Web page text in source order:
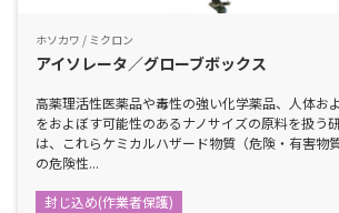
ホソカワ / ミクロン
アイソレータ／グローブボックス
高薬理活性医薬品や毒性の強い化学薬品、人体お
をおよぼす可能性のあるナノサイズの原料を扱う
は、これらケミカルハザード物質（危険・有害物
の危険性...
封じ込め(作業者保護)